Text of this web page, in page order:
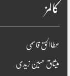
کالمز
عطاالحق قاسمی
میثاق حسین زیدی